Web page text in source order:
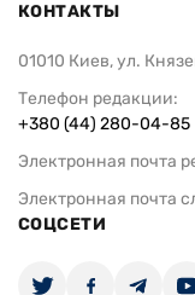
КОНТАКТЫ
01010 Киев, ул.
Телефон редакции:
+380 (44) 280-04-85
Электронная почта
Электронная почта
СОЦСЕТИ